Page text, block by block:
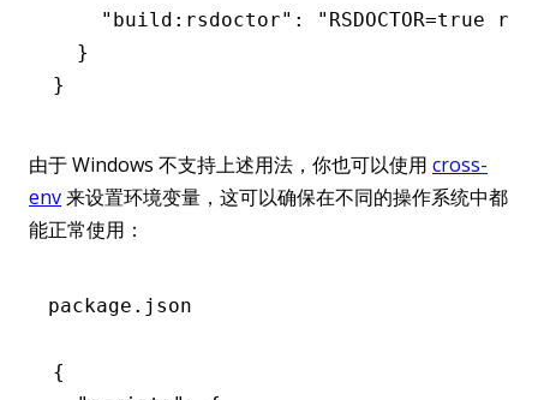
    "build:rsdoctor"
:
"RSDOCTOR=true
  }
}
由于 Windows 不支持上述用法，你也可以使用 cross-
env来设置环境变量，这可以确保在不同的操作系统中都
能正常使用：
package.json
{